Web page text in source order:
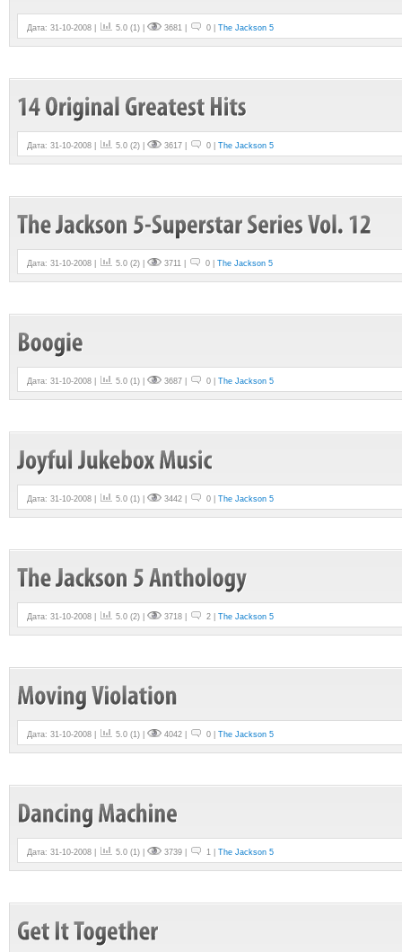
Дата: 31-10-2008 | 5.0 (1) | 3681 | 0 | The Jackson 5
Дата: 31-10-2008 | 5.0 (2) | 3617 | 0 | The Jackson 5
Дата: 31-10-2008 | 5.0 (2) | 3711 | 0 | The Jackson 5
Дата: 31-10-2008 | 5.0 (1) | 3687 | 0 | The Jackson 5
Дата: 31-10-2008 | 5.0 (1) | 3442 | 0 | The Jackson 5
Дата: 31-10-2008 | 5.0 (2) | 3718 | 2 | The Jackson 5
Дата: 31-10-2008 | 5.0 (1) | 4042 | 0 | The Jackson 5
Дата: 31-10-2008 | 5.0 (1) | 3739 | 1 | The Jackson 5